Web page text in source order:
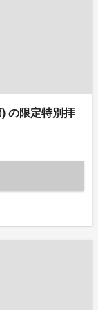
の限定特別拝